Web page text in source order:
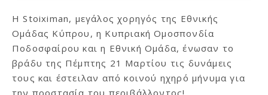
Η Stoiximan, μεγάλος χορηγός της Εθνικής
Ομάδας Κύπρου, η Κυπριακή Ομοσπονδία
Ποδοσφαίρου και η Εθνική Ομάδα, ένωσαν το
βράδυ της Πέμπτης 21 Μαρτίου τις δυνάμεις
τους και έστειλαν από κοινού ηχηρό μήνυμα για